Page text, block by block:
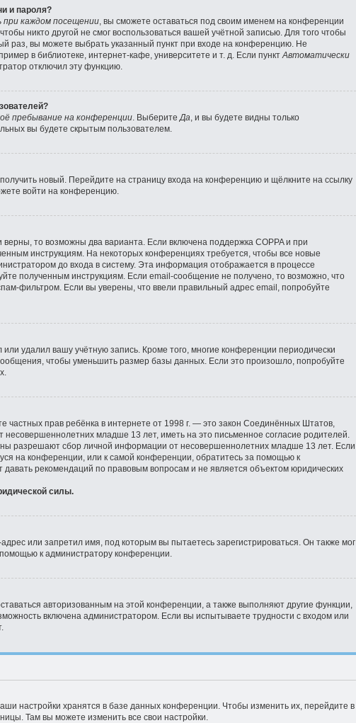
и пароля?
каждом посещении, вы сможете оставаться под своим именем на конференции
никто другой не смог воспользоваться вашей учётной записью. Для того чтобы
раз, вы можете выбрать указанный пункт при входе на конференцию. Не
в библиотеке, интернет-кафе, университете и т. д. Если пунктАвтоматически
отключил эту функцию.
пребывание на конференции. ВыберитеДа, и вы будете видны только
вы будете скрытым пользователем.
новый. Перейдите на страницу входа на конференцию и щёлкните на ссылку
войти на конференцию.
то возможны два варианта. Если включена поддержка COPPA и при
инструкциям. На некоторых конференциях требуется, чтобы все новые
до входа в систему. Эта информация отображается в процессе
полученным инструкциям. Если email-сообщение не получено, то возможно, что
фильтром. Если вы уверены, что ввели правильный адрес email, попробуйте
удалил вашу учётную запись. Кроме того, многие конференции периодически
чтобы уменьшить размер базы данных. Если это произошло, попробуйте
частных прав ребёнка в интернете от 1998 г. — это закон Соединённых Штатов,
младше 13 лет, иметь на это письменное согласие родителей.
разрешают сбор личной информации от несовершеннолетних младше 13 лет. Если
на конференции, или к самой конференции, обратитесь за помощью к
рекомендаций по правовым вопросам и не является объектом юридических
силы.
или запретил имя, под которым вы пытаетесь зарегистрироваться. Он также мог
к администратору конференции.
авторизованным на этой конференции, а также выполняют другие функции,
включена администратором. Если вы испытываете трудности с входом или
настройки хранятся в базе данных конференции. Чтобы изменить их, перейдите в
Там вы можете изменить все свои настройки.